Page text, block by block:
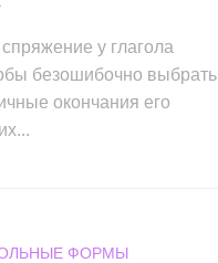
у глагола
безошибочно выбрать
окончания его
ФОРМЫ